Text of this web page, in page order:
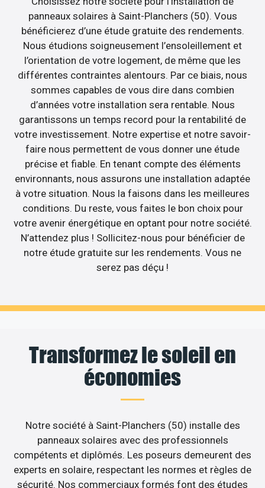
panneaux solaires à Saint-Planchers (50). Vous
bénéficierez d’une étude gratuite des rendements.
Nous étudions soigneusement l’ensoleillement et
l’orientation de votre logement, de même que les
différentes contraintes alentours. Par ce biais, nous
sommes capables de vous dire dans combien
d’années votre installation sera rentable. Nous
garantissons un temps record pour la rentabilité de
votre investissement. Notre expertise et notre savoir-
faire nous permettent de vous donner une étude
précise et fiable. En tenant compte des éléments
environnants, nous assurons une installation adaptée
à votre situation. Nous la faisons dans les meilleures
conditions. Du reste, vous faites le bon choix pour
votre avenir énergétique en optant pour notre société.
N’attendez plus ! Sollicitez-nous pour bénéficier de
notre étude gratuite sur les rendements. Vous ne
serez pas déçu !
Transformez le soleil en
économies
Notre société à Saint-Planchers (50) installe des
panneaux solaires avec des professionnels
compétents et diplômés. Les poseurs demeurent des
experts en solaire, respectant les normes et règles de
sécurité. Nos commerciaux formés font des études